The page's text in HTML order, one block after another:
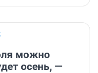
можно
осень, —